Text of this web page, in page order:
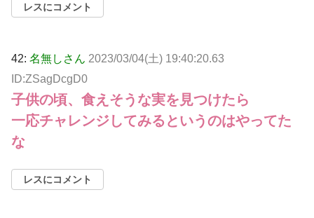
レスにコメント
42: 名無しさん 2023/03/04(土) 19:40:20.63
ID:ZSagDcgD0
子供の頃、食えそうな実を見つけたら
一応チャレンジしてみるというのはやってた
な
レスにコメント